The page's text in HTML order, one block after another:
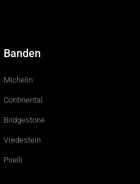
Banden
Michelin
Continental
Bridgestone
Vredestein
Pirelli